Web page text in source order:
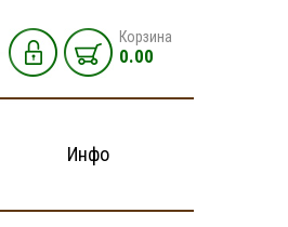
Корзина
0.00
Инфо